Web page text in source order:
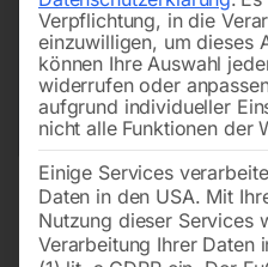
Verpflichtung, in die
einzuwilligen, um dieses
können Ihre Auswahl
widerrufen oder
aufgrund individueller
nicht alle Funktionen der
Einige Services
Daten in den USA. Mit
Nutzung dieser Services
Verarbeitung Ihrer Daten